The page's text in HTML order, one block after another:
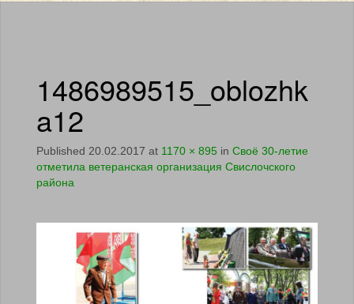
1486989515_oblozhk
a12
Published 20.02.2017 at 1170 × 895 in Своё 30-летие
отметила ветеранская организация Свислочского
района